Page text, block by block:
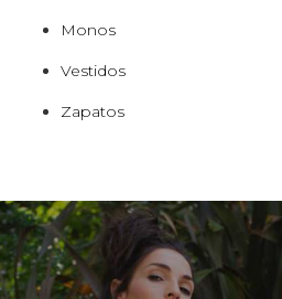
Monos
Vestidos
Zapatos